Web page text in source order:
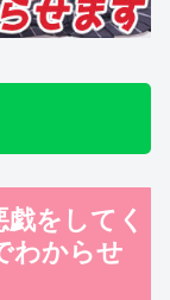
をしてく
わからせ